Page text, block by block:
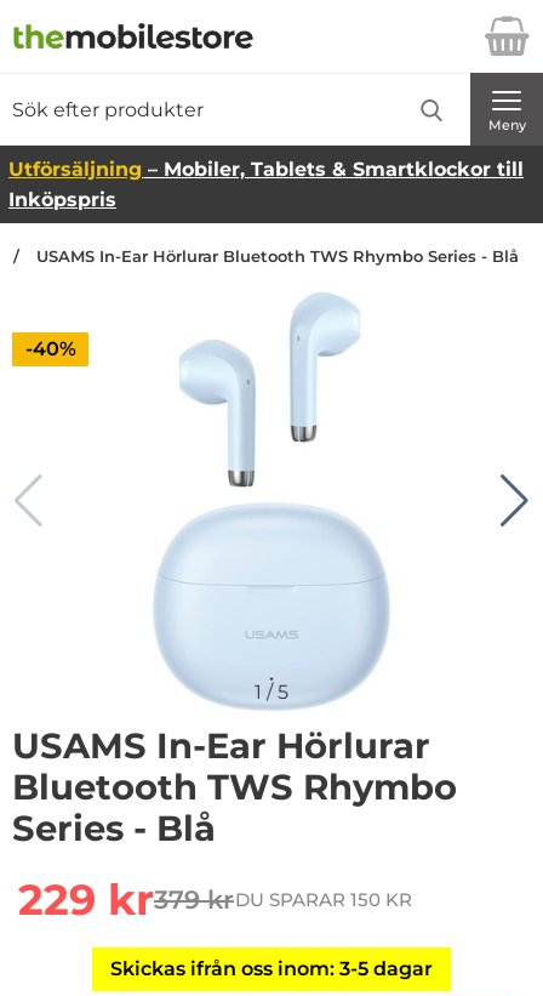
Startsidan för Danira Telecom AB
Meny
Utförsäljning – Mobiler, Tablets & Smartklockor till
Inköpspris
USAMS In-Ear Hörlurar Bluetooth TWS Rhymbo Series - Blå
Priset är nedsatt med
-40%
1 /5
USAMS In-Ear Hörlurar
Bluetooth TWS Rhymbo
Series - Blå
rea pris
229 krtidigare pris
379 krDU SPARAR 150 KR
Skickas ifrån oss inom: 3-5 dagar